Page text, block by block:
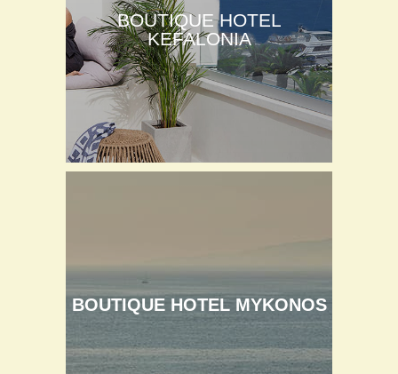
BOUTIQUE HOTEL
KEFALONIA
BOUTIQUE HOTEL MYKONOS